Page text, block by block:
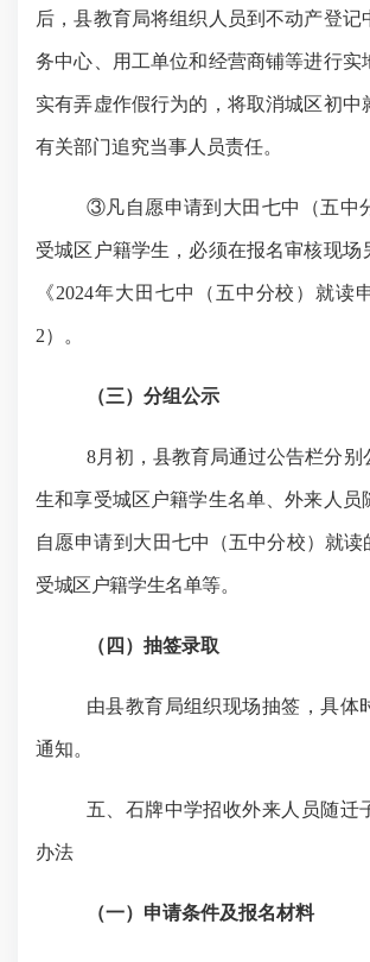
后，县教育局将组织人员到不动产登记
务中心、用工单位和经营商铺等进行实
实有弄虚作假行为的，将取消城区初中
有关部门追究当事人员责任。
③凡自愿申请到大田七中（五中
受城区户籍学生，必须在报名审核现场
《2024年大田七中（五中分校）就读
2）。
（三） 分组公示
8月初，县教育局通过公告栏分别
生和享受城区户籍学生名单、外来人员
自愿申请到大 田七中（五中分校）就读
受城区户籍学生名单等。
（四） 抽签录取
由县教育局组织现场抽签，具体
通知。
五、 石牌中学招收外来人员随迁
办法
（一） 申请条件及报名材料